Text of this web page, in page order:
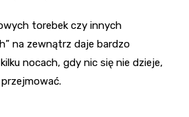
torebek czy innych
na zewnątrz daje bardzo
nocach, gdy nic się nie dzieje,